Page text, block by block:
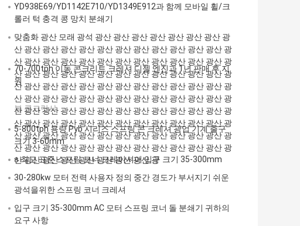
YD938E69/YD1142E710/YD1349E912과 함께 모바일 휠/크
롤러 턱 충격 콩 망치 분쇄기
맞춤화 광산 모래 광석 광산 광산 광산 광산 광산 광산 광산 광
산 광산 광산 광산 광산 광산 광산 광산 광산 광산 광산 광산 광
산 광산 광산 광산 광산 광산 광산 광산 광산 광산 광산 광산 광
산 광산 광산 광산 광산 광산 광산 광산 광산 광산 광산 광산 광
산 광산 광산 광산 광산 광산 광산 광산 광산 광산 광산 광산 광
산 광산 광산 광산 광산 광산 광산 광산 광산 광산 광산 광산 광
산 광산 광산 광산 광산 광산 광산 광산 광산 광산 광산 광산 광
산 광산 광산 광산 광산 광산 광산 광산 광산 광산 광산 광산 광
산 광산 광산 광산 광산 광산 광산 광산 광산 광산 광산 광산 광
산 광산 광산 광산 광산 광산 광산 광산 광산 광산 광산 광산 광
산 광산 광산 광산 광산 광산 광산 광산 광
70-700tph 이동 콘크리트 크레셔 디젤 엔진과 1년 판매 후 지
원
봄 콘크랏샤
5-800tph 용량 Pyb 시리즈 스프링 콘 크레셔 광업 기계 출구
크기 3-60mm
s 최고 표준 스프링 코너 크레이셔어 입구 크기 35-300mm
30-280kw 모터 전력 사용자 정의 중간 경도가 부서지기 쉬운
광석을위한 스프링 코너 크레셔
입구 크기 35-300mm AC 모터 스프링 코너 돌 분쇄기 귀하의
요구 사항